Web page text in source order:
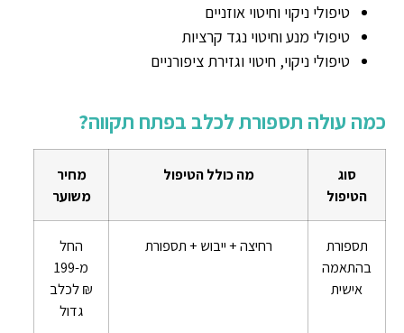
טיפולי ניקוי וחיטוי אוזניים
טיפולי מנע וחיטוי נגד קרציות
טיפולי ניקוי, חיטוי וגזירת ציפורניים
כמה עולה תספורת לכלב בפתח תקווה?
סוג
הטיפול
מה כולל הטיפול
מחיר
משוער
תספורת
בהתאמה
אישית
רחיצה + ייבוש + תספורת
החל
מ-199
₪ לכלב
גדול